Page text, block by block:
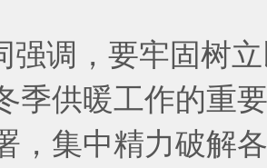
强调，要牢固树
季供暖工作的重
，集中精力破解